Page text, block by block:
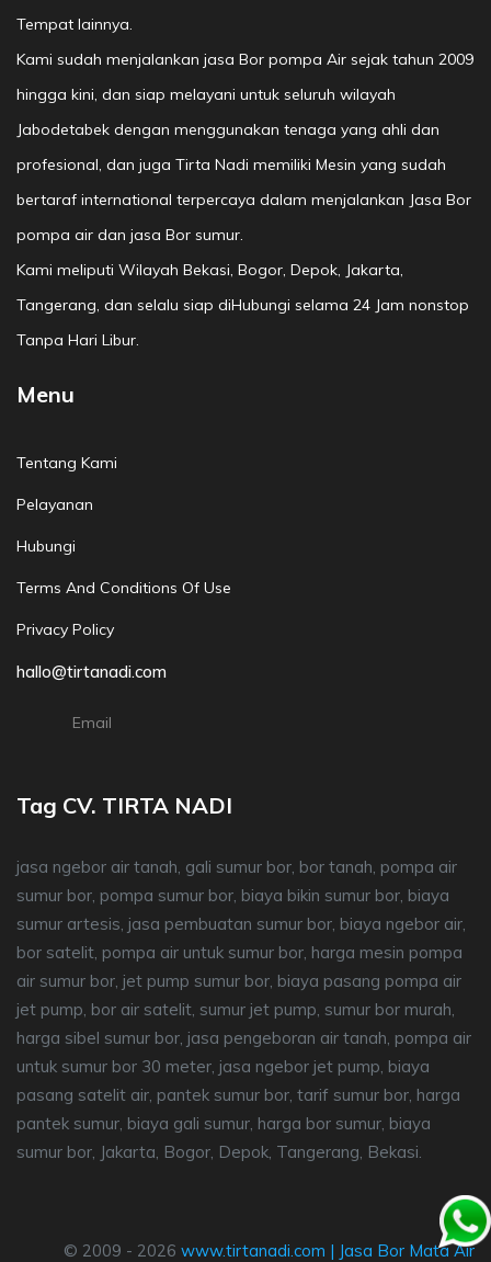
Tempat lainnya.
Kami sudah menjalankan jasa Bor pompa Air sejak tahun 2009
hingga kini, dan siap melayani untuk seluruh wilayah
Jabodetabek dengan menggunakan tenaga yang ahli dan
profesional, dan juga Tirta Nadi memiliki Mesin yang sudah
bertaraf international terpercaya dalam menjalankan Jasa Bor
pompa air dan jasa Bor sumur.
Kami meliputi Wilayah Bekasi, Bogor, Depok, Jakarta,
Tangerang, dan selalu siap diHubungi selama 24 Jam nonstop
Tanpa Hari Libur.
Menu
Tentang Kami
Pelayanan
Hubungi
Terms And Conditions Of Use
Privacy Policy
hallo@tirtanadi.com
Email
Tag CV. TIRTA NADI
jasa ngebor air tanah, gali sumur bor, bor tanah, pompa air
sumur bor, pompa sumur bor, biaya bikin sumur bor, biaya
sumur artesis, jasa pembuatan sumur bor, biaya ngebor air,
bor satelit, pompa air untuk sumur bor, harga mesin pompa
air sumur bor, jet pump sumur bor, biaya pasang pompa air
jet pump, bor air satelit, sumur jet pump, sumur bor murah,
harga sibel sumur bor, jasa pengeboran air tanah, pompa air
untuk sumur bor 30 meter, jasa ngebor jet pump, biaya
pasang satelit air, pantek sumur bor, tarif sumur bor, harga
pantek sumur, biaya gali sumur, harga bor sumur, biaya
sumur bor, Jakarta, Bogor, Depok, Tangerang, Bekasi.
© 2009 - 2026 www.tirtanadi.com | Jasa Bor Mata Air